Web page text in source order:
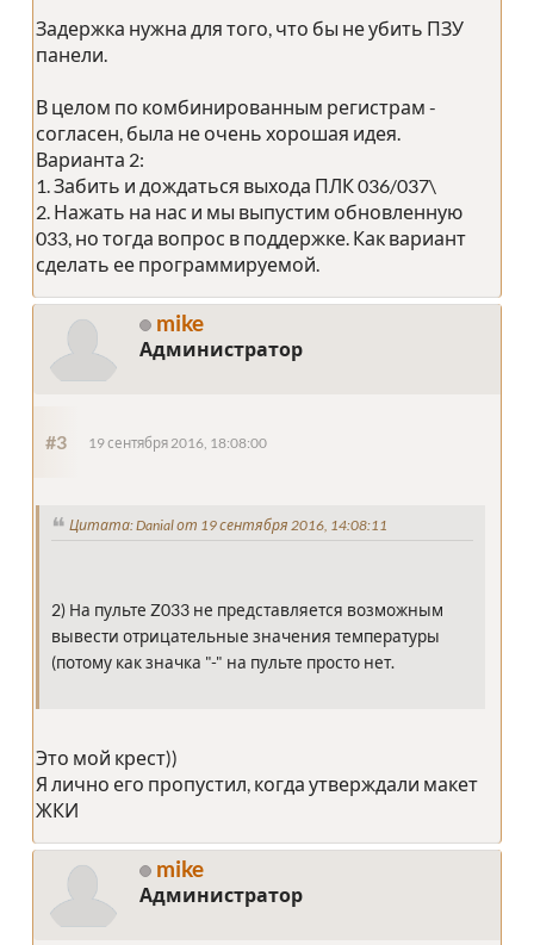
Задержка нужна для того, что бы не убить ПЗУ
панели.
В целом по комбинированным регистрам -
согласен, была не очень хорошая идея.
Варианта 2:
1. Забить и дождаться выхода ПЛК 036/037\
2. Нажать на нас и мы выпустим обновленную
033, но тогда вопрос в поддержке. Как вариант
сделать ее программируемой.
mike
Администратор
#3 19 сентября 2016, 18:08:00
Цитата: Danial от 19 сентября 2016, 14:08:11
2) На пульте Z033 не представляется возможным
вывести отрицательные значения температуры
(потому как значка "-" на пульте просто нет.
Это мой крест))
Я лично его пропустил, когда утверждали макет
ЖКИ
mike
Администратор